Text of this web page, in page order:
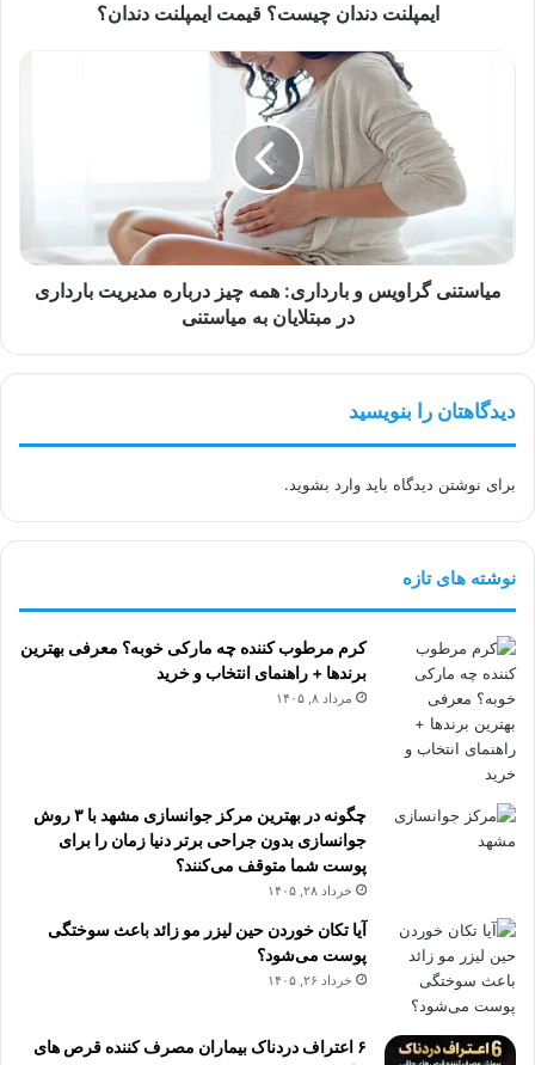
ایمپلنت دندان چیست؟ قیمت ایمپلنت دندان؟
بارداری
میاستنی گراویس و بارداری: همه چیز درباره مدیریت بارداری
در مبتلایان به میاستنی
دیدگاهتان را بنویسید
برای نوشتن دیدگاه باید وارد بشوید.
نوشته های تازه
کرم مرطوب کننده چه مارکی خوبه؟ معرفی بهترین
برندها + راهنمای انتخاب و خرید
مرداد ۸, ۱۴۰۵
چگونه در بهترین مرکز جوانسازی مشهد با ۳ روش
جوانسازی بدون جراحی برتر دنیا زمان را برای
پوست شما متوقف می‌کنند؟
خرداد ۲۸, ۱۴۰۵
آیا تکان خوردن حین لیزر مو زائد باعث سوختگی
پوست می‌شود؟
خرداد ۲۶, ۱۴۰۵
۶ اعتراف دردناک بیماران مصرف کننده قرص های